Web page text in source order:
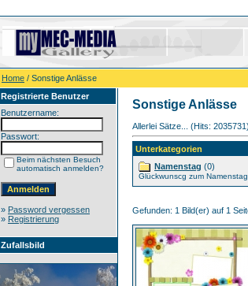
Home / Sonstige Anlässe
Registrierte Benutzer
Benutzername:
Passwort:
Beim nächsten Besuch
automatisch anmelden?
» Password vergessen
» Registrierung
Zufallsbild
Sonstige Anlässe
Allerlei Sätze... (Hits: 2035731)
Unterkategorien
Namenstag (0)
Glückwunscg zum
Gefunden: 1 Bild(er) auf 1